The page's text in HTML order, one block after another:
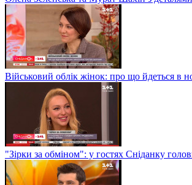
Військовий облік жінок: про що йдеться в
"Зірки за обміном": у гостях Сніданку